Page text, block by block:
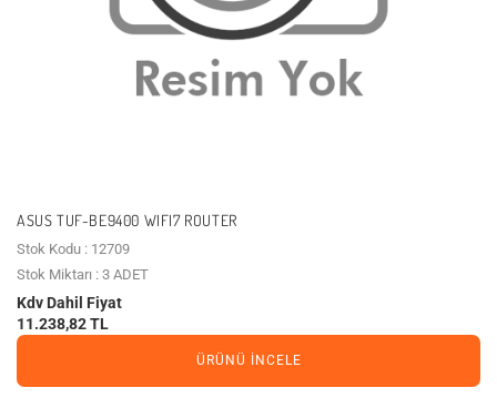
ASUS TUF-BE9400 WIFI7 ROUTER
Stok Kodu : 12709
Stok Miktarı : 3 ADET
Kdv Dahil Fiyat
11.238,82 TL
ÜRÜNÜ İNCELE